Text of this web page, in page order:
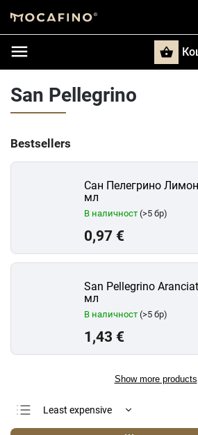
San Pellegrino
Bestsellers
Сан Пелегрино
мл
В наличност (>5 бр)
0,97 €
San Pellegrino
мл
В наличност (>5 бр)
1,43 €
Show more products
Least expensive